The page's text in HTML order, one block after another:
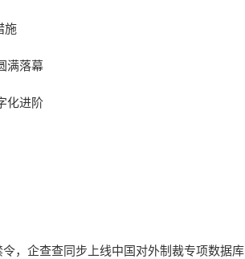
施
满落幕
化进阶
，企查查同步上线中国对外制裁专项数据库